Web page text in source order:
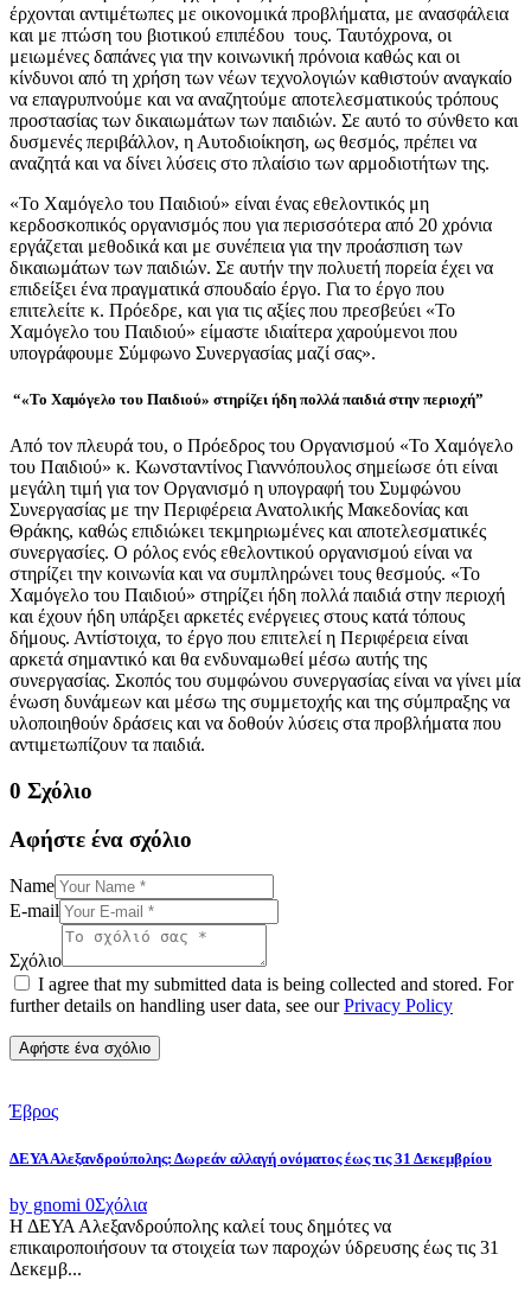
έρχονται αντιμέτωπες με οικονομικά προβλήματα, με ανασφάλεια
και με πτώση του βιοτικού επιπέδου τους. Ταυτόχρονα, οι
μειωμένες δαπάνες για την κοινωνική πρόνοια καθώς και οι
κίνδυνοι από τη χρήση των νέων τεχνολογιών καθιστούν αναγκαίο
να επαγρυπνούμε και να αναζητούμε αποτελεσματικούς τρόπους
προστασίας των δικαιωμάτων των παιδιών. Σε αυτό το σύνθετο και
δυσμενές περιβάλλον, η Αυτοδιοίκηση, ως θεσμός, πρέπει να
αναζητά και να δίνει λύσεις στο πλαίσιο των αρμοδιοτήτων της.
«Το Χαμόγελο του Παιδιού» είναι ένας εθελοντικός μη
κερδοσκοπικός οργανισμός που για περισσότερα από 20 χρόνια
εργάζεται μεθοδικά και με συνέπεια για την προάσπιση των
δικαιωμάτων των παιδιών. Σε αυτήν την πολυετή πορεία έχει να
επιδείξει ένα πραγματικά σπουδαίο έργο. Για το έργο που
επιτελείτε κ. Πρόεδρε, και για τις αξίες που πρεσβεύει «Το
Χαμόγελο του Παιδιού» είμαστε ιδιαίτερα χαρούμενοι που
υπογράφουμε Σύμφωνο Συνεργασίας μαζί σας».
“«Το Χαμόγελο του Παιδιού» στηρίζει ήδη πολλά παιδιά στην περιοχή”
Από τον πλευρά του, ο Πρόεδρος του Οργανισμού «Το Χαμόγελο
του Παιδιού» κ. Κωνσταντίνος Γιαννόπουλος σημείωσε ότι είναι
μεγάλη τιμή για τον Οργανισμό η υπογραφή του Συμφώνου
Συνεργασίας με την Περιφέρεια Ανατολικής Μακεδονίας και
Θράκης, καθώς επιδιώκει τεκμηριωμένες και αποτελεσματικές
συνεργασίες. Ο ρόλος ενός εθελοντικού οργανισμού είναι να
στηρίζει την κοινωνία και να συμπληρώνει τους θεσμούς. «Το
Χαμόγελο του Παιδιού» στηρίζει ήδη πολλά παιδιά στην περιοχή
και έχουν ήδη υπάρξει αρκετές ενέργειες στους κατά τόπους
δήμους. Αντίστοιχα, το έργο που επιτελεί η Περιφέρεια είναι
αρκετά σημαντικό και θα ενδυναμωθεί μέσω αυτής της
συνεργασίας. Σκοπός του συμφώνου συνεργασίας είναι να γίνει μία
ένωση δυνάμεων και μέσω της συμμετοχής και της σύμπραξης να
υλοποιηθούν δράσεις και να δοθούν λύσεις στα προβλήματα που
αντιμετωπίζουν τα παιδιά.
0 Σχόλιο
Αφήστε ένα σχόλιο
Name
E-mail
Σχόλιο
I agree that my submitted data is being collected and stored. For
further details on handling user data, see ourPrivacy Policy
Έβρος
ΔΕΥΑ Αλεξανδρούπολης: Δωρεάν αλλαγή ονόματος έως τις 31 Δεκεμβρίου
by gnomi 0Σχόλια
Η ΔΕΥΑ Αλεξανδρούπολης καλεί τους δημότες να
επικαιροποιήσουν τα στοιχεία των παροχών ύδρευσης έως τις 31
Δεκεμβ...